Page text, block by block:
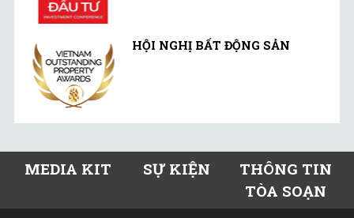
HỘI NGHỊ BẤT ĐỘNG SẢN
MEDIA KIT SỰ KIỆN
THÔNG TIN
TÒA SOẠN